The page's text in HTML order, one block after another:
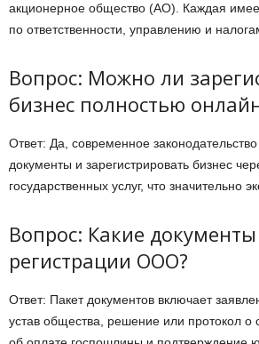
акционерное общество (АО). Каждая
по ответственности, управлению и
Вопрос: Можно ли
бизнес полностью
Ответ: Да, современное
документы и зарегистрировать бизнес
государственных услуг, что значительно
Вопрос: Какие
регистрации ООО?
Ответ: Пакет документов включает
устав общества, решение или протокол о